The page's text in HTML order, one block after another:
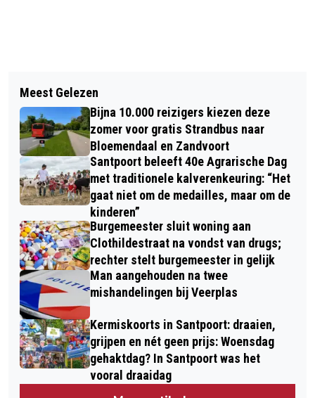
BRANDSTICHTING IN TOILETRUIMTE
TREIN BIJ STATION HAARLEM
SPAARNWOUDE, TREINVERKEER
STILGELEGD
SUPPORTERS ZWAAIEN TELSTAR-
SELECTIE UIT MET VEEL ROOK EN
VUURWERK VOOR ALLESBESLISSENDE
VISSERSDERBY
Meest Gelezen
Bijna 10.000 reizigers kiezen deze
zomer voor gratis Strandbus naar
Bloemendaal en Zandvoort
Santpoort beleeft 40e Agrarische Dag
met traditionele kalverenkeuring: “Het
gaat niet om de medailles, maar om de
kinderen”
Burgemeester sluit woning aan
Clothildestraat na vondst van drugs;
rechter stelt burgemeester in gelijk
Man aangehouden na twee
mishandelingen bij Veerplas
Kermiskoorts in Santpoort: draaien,
grijpen en nét geen prijs: Woensdag
gehaktdag? In Santpoort was het
vooral draaidag